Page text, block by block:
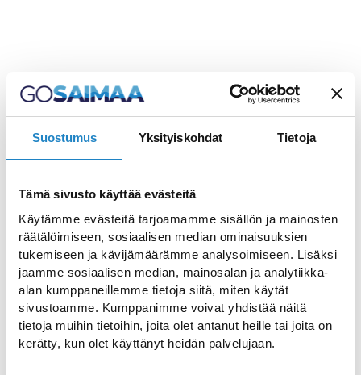
Suostumus Yksityiskohdat Tietoja
Tämä sivusto käyttää evästeitä
Käytämme evästeitä tarjoamamme sisällön ja mainosten
räätälöimiseen, sosiaalisen median ominaisuuksien
tukemiseen ja kävijämäärämme analysoimiseen. Lisäksi
jaamme sosiaalisen median, mainosalan ja analytiikka-
alan kumppaneillemme tietoja siitä, miten käytät
sivustoamme. Kumppanimme voivat yhdistää näitä
tietoja muihin tietoihin, joita olet antanut heille tai joita on
kerätty, kun olet käyttänyt heidän palvelujaan.
Reitti mahtavan Vuoksen
maisemissa
kierrettäväksi myös perheen pienempien
Vuoksen maisemiin ja linnustoon.
Reitin aloituspaikka Imatrankoski on
kansallismaisema ja Suomen vanhin
matkailunähtävyys, jota on käyty
ihastelemassa 1700-luvulta lähtien. 1920-